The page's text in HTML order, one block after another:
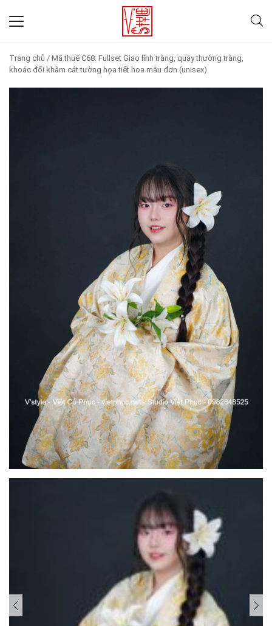
Trang chủ / Mã thuê C68: Fullset Giao lĩnh trắng, quây thường trắng,
khoác đối khâm cát tường họa tiết hoa mẫu đơn (unisex)